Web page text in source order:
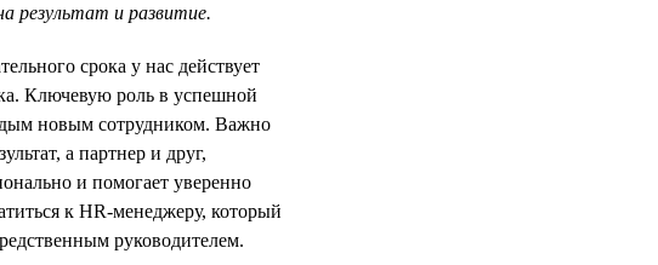
результат и развитие.
срока у нас действует
Ключевую роль в успешной
новым сотрудником. Важно
а партнер и друг,
и помогает уверенно
к HR-менеджеру, который
руководителем.